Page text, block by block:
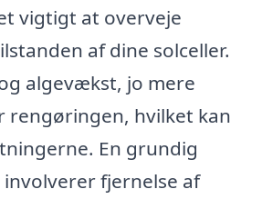
vigtigt at overveje
af dine solceller.
algevækst, jo mere
rengøringen, hvilket kan
En grundig
fjernelse af